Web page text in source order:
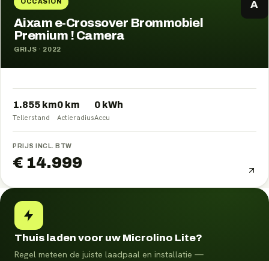
OCCASION A
Aixam e-Crossover Brommobiel
Premium ! Camera
GRIJS · 2022
1.855 km
Tellerstand
0 km
Actieradius
0 kWh
Accu
PRIJS INCL. BTW
€ 14.999
Thuis laden voor uw Microlino Lite?
Regel meteen de juiste laadpaal en installatie —